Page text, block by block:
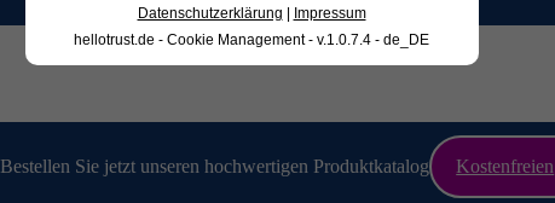
Bestellen Sie jetzt unseren hochwertigen Produktkatalog Kostenfreien
Datenschutzerklärung | Impressum
hellotrust.de - Cookie Management - v.1.0.7.4 - de_DE